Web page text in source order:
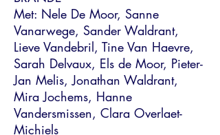
Met: Nele De Moor, Sanne
Vanarwege, Sander Waldrant,
Lieve Vandebril, Tine Van Haevre,
Sarah Delvaux, Els de Moor, Pieter-
Jan Melis, Jonathan Waldrant,
Mira Jochems, Hanne
Vandersmissen, Clara Overlaet-
Michiels